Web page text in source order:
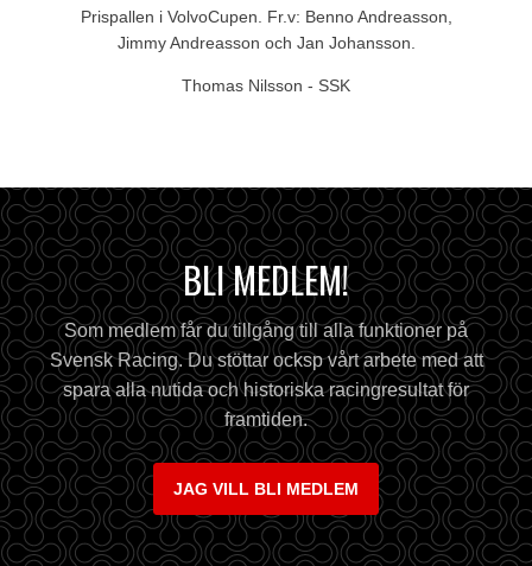
Prispallen i VolvoCupen. Fr.v: Benno Andreasson,
Jimmy Andreasson och Jan Johansson.
Thomas Nilsson - SSK
BLI MEDLEM!
Som medlem får du tillgång till alla funktioner på
Svensk Racing. Du stöttar ocksp vårt arbete med att
spara alla nutida och historiska racingresultat för
framtiden.
JAG VILL BLI MEDLEM